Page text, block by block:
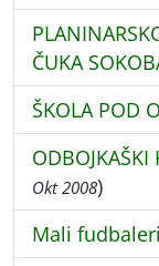
ČUKA
ŠKOLA POD
Okt 2008)
Mali fudbaleri